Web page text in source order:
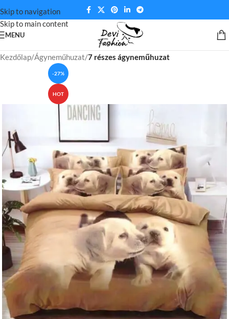
Skip to navigation
Skip to main content
MENU
Kezdőlap Ágyneműhuzat 7 részes ágyneműhuzat
-27%
HOT